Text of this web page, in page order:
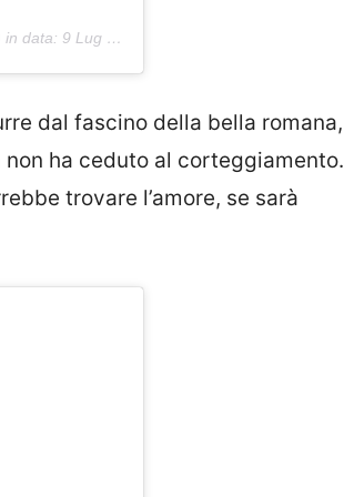
in data: 9 Lug 2019 alle ore 5:21 PDT
dal fascino della bella romana,
ha ceduto al corteggiamento.
trovare l’amore, se sarà